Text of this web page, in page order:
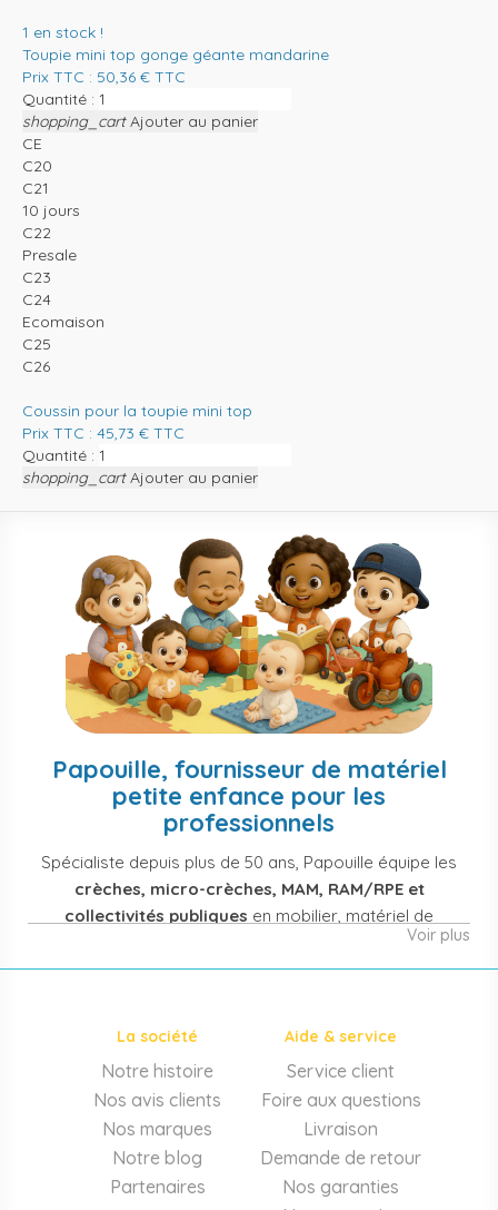
1 en stock !
Toupie mini top gonge géante mandarine
Prix TTC : 50,36 € TTC
Quantité :
shopping_cart Ajouter au panier
CE
C20
C21
10 jours
C22
Presale
C23
C24
Ecomaison
C25
C26
Coussin pour la toupie mini top
Prix TTC : 45,73 € TTC
Quantité :
shopping_cart Ajouter au panier
Papouille, fournisseur de matériel
petite enfance pour les
professionnels
Spécialiste depuis plus de 50 ans, Papouille équipe les
crèches, micro-crèches, MAM, RAM/RPE et
collectivités publiques en mobilier, matériel de
puériculture, jouets et équipement pour structures
d'accueil de la petite enfance. Notre offre couvre
Mobilier et équipement de crèche
Lits crèche en bois, couchettes empilables, meubles à
langer sur mesure en résine antibactérienne, tables et
chaises adaptées aux 0-6 ans, banc-vestiaire, barrières de
séparation. Tout le matériel pour aménager une structure
Voir plus
La société
Notre histoire
Nos avis clients
Nos marques
Notre blog
Partenaires
Aide & service
Service client
Foire aux questions
Livraison
Demande de retour
Nos garanties